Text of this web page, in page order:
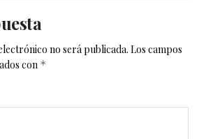
no será publicada. Los campos
con *